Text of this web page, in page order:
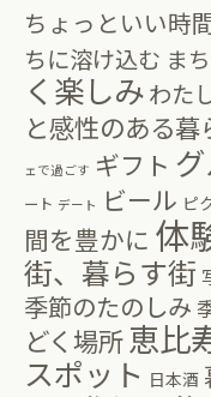
ちょっといい時
ちに溶け込む ま
く楽しみわた
と感性のある暮
ェで過ごす ギフト
ート デート ビール ピ
間を豊かに 体
街、暮らす街
季節のたのしみ
どく場所恵比
スポット 日本酒